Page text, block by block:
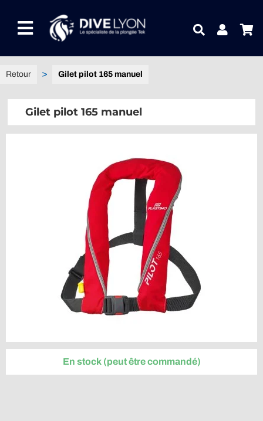
contenuToggle
Navigation
NOTRE UNIVERS PRODUITS
CONTACTEZ-NOUS
Gilet pilot 165 manuel
Gilet pilot 165 manuel
En stock (peut être commandé)